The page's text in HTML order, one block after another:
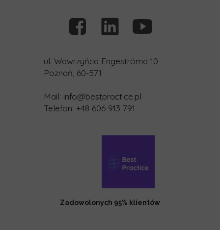
ul. Wawrzyńca Engeströma 10
Poznań, 60-571
Mail: info@bestpractice.pl
Telefon: +48 606 913 791
Zadowolonych 95% klientów